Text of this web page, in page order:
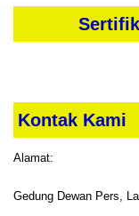
Kontak Kami
Alamat:
Gedung Dewan Pers,